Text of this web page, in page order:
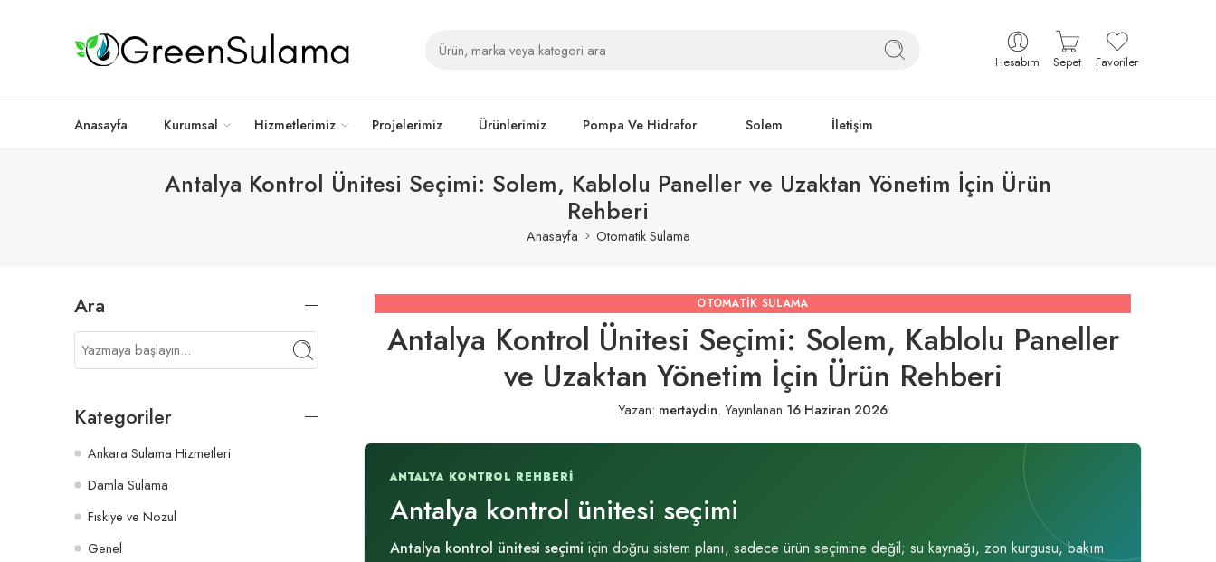
Hesabım Sepet Favoriler
Anasayfa Kurumsal Hizmetlerimiz Projelerimiz Ürünlerimiz Pompa Ve Hidrafor Solem İletişim
Antalya Kontrol Ünitesi Seçimi: Solem, Kablolu Paneller ve Uzaktan Yönetim İçin Ürün
Rehberi
Anasayfa Otomatik Sulama
OTOMATIK SULAMA
Antalya Kontrol Ünitesi Seçimi: Solem, Kablolu Paneller
ve Uzaktan Yönetim İçin Ürün Rehberi
Yazan: mertaydin. Yayınlanan 16 Haziran 2026
ANTALYA KONTROL REHBERI
Antalya kontrol ünitesi seçimi
Antalya kontrol ünitesi seçimi için doğru sistem planı, sadece ürün seçimine değil; su kaynağı, zon kurgusu, bakım
Ara
Kategoriler
Ankara Sulama Hizmetleri
Damla Sulama
Fıskiye ve Nozul
Genel